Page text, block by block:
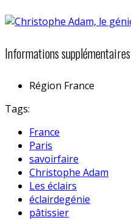
Informations supplémentaires
Région France
Tags:
France
Paris
savoirfaire
Christophe Adam
Les éclairs
éclairdegénie
pâtissier